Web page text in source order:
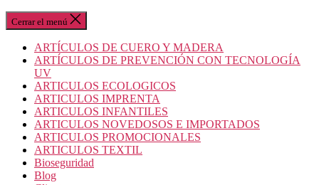
Cerrar el menú
ARTÍCULOS DE CUERO Y MADERA
ARTÍCULOS DE PREVENCIÓN CON TECNOLOGÍA
UV
ARTICULOS ECOLOGICOS
ARTICULOS IMPRENTA
ARTICULOS INFANTILES
ARTICULOS NOVEDOSOS E IMPORTADOS
ARTICULOS PROMOCIONALES
ARTICULOS TEXTIL
Bioseguridad
Blog